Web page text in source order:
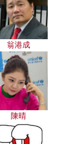
翁港成
陳晴